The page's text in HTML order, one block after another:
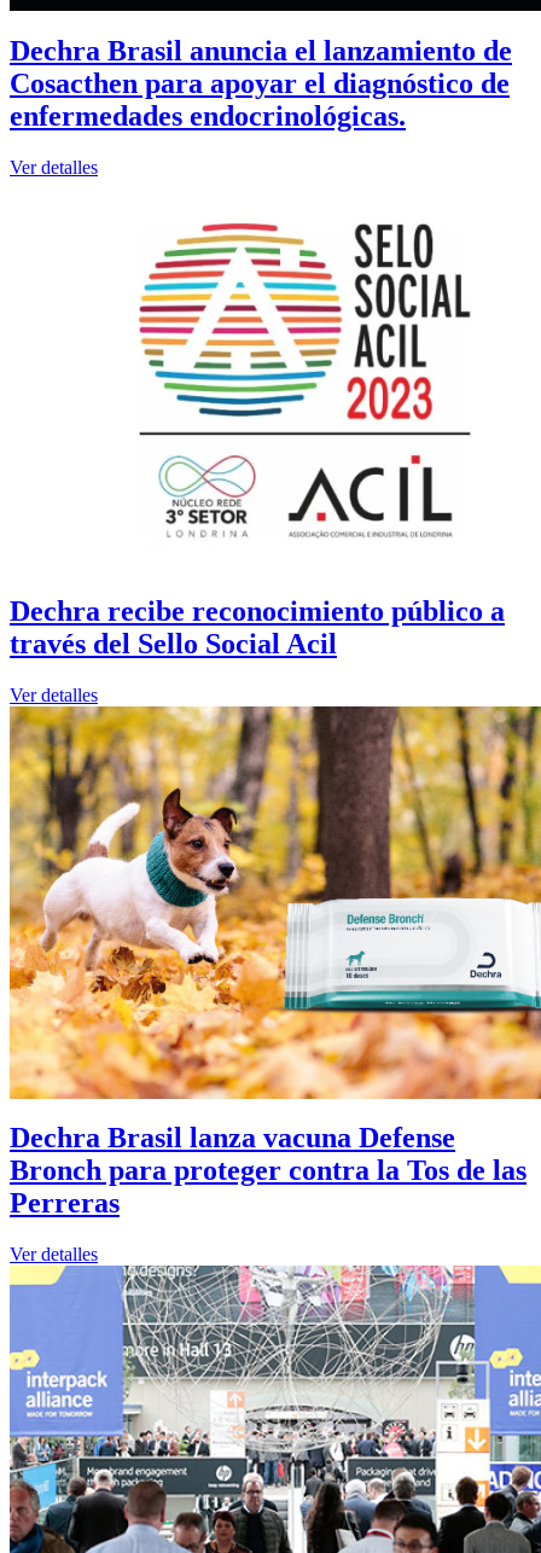
Dechra Brasil anuncia el lanzamiento de
Cosacthen para apoyar el diagnóstico de
enfermedades endocrinológicas.
Ver detalles
Dechra recibe reconocimiento público a
través del Sello Social Acil
Ver detalles
Dechra Brasil lanza vacuna Defense
Bronch para proteger contra la Tos de las
Perreras
Ver detalles